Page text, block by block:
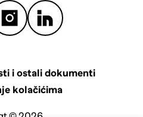
i ostali dokumenti
kolačićima